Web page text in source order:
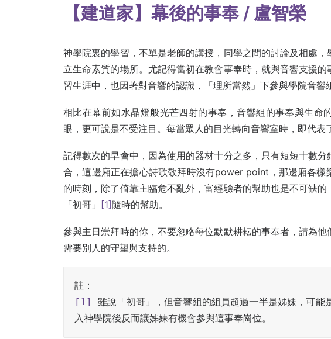
【建道家】幕後的事奉 / 盧智榮
神學院裏的學習，不單是老師的講授，同學之間的討論及相處
立生命素質的場所。尤記得當初在教會事奉時，就與音響支援
習生涯中，也因著對音響的認識，「理所當然」下參與學院音響
相比在幕前如水晶燈般光芒四射的事奉，音響組的事奉與生命
眼，更可說是不受注目。每當眾人的目光轉向音響室時，即代表
記得數次的早會中，因為使用的器材十分之多，只有短短十數
合，這邊廂正在擔心詩歌敬拜時沒有power point，那邊廂各樣
的時刻，除了倚靠主臨危不亂外，富經驗者的幫助也是不可缺
「初哥」 [1]隨時的幫助。
參與主日崇拜時的你，不要忽略每位默默耕耘的事奉者，請為
需要別人的守望與支持的。
[1]
雖說「初哥」，但音響組的組員超過一半是姊妹，可能
入神學院後反而讓姊妹有機會參與這事奉崗位。